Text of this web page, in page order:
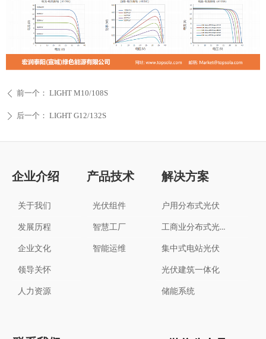
ꄴ 前一个： LIGHT M10/108S
ꄲ 后一个： LIGHT G12/132S
企业介绍
关于我们
发展历程
企业文化
领导关怀
人力资源
产品技术
光伏组件
智慧工厂
智能运维
解决方案
户用分布式光伏
工商业分布式光伏
集中式电站光伏
光伏建筑一体化
储能系统